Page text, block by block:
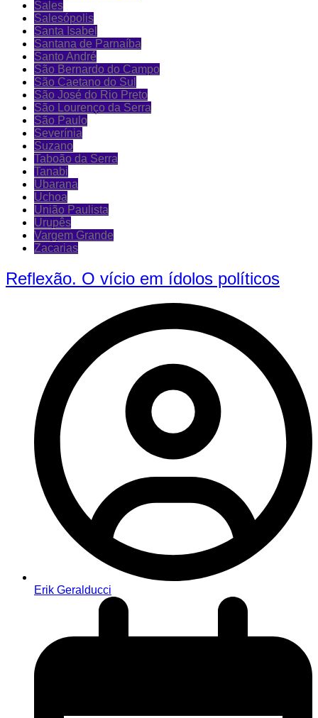
Sales
Salesópolis
Santa Isabel
Santana de Parnaíba
Santo André
São Bernardo do Campo
São Caetano do Sul
São José do Rio Preto
São Lourenço da Serra
São Paulo
Severínia
Suzano
Taboão da Serra
Tanabi
Ubarana
Uchoa
União Paulista
Urupês
Vargem Grande
Zacarias
Reflexão. O vício em ídolos políticos
Erik Geralducci